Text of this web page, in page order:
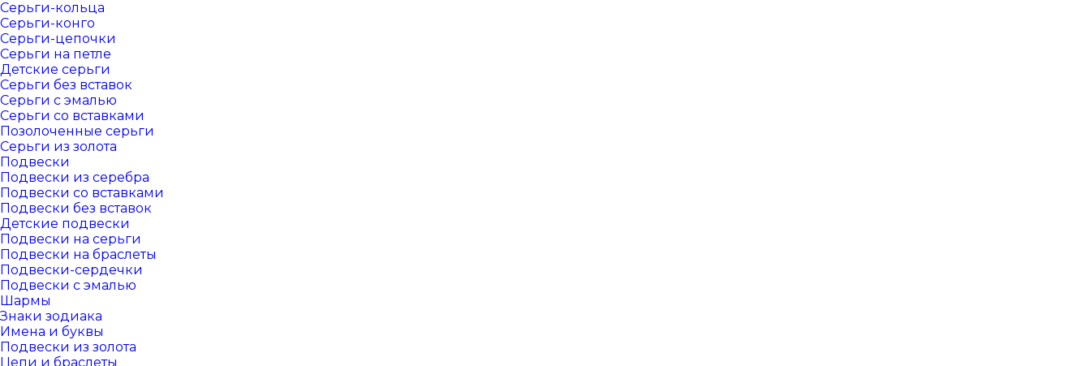
Серьги-кольца
Серьги-конго
Серьги-цепочки
Серьги на петле
Детские серьги
Серьги без вставок
Серьги с эмалью
Серьги со вставками
Позолоченные серьги
Серьги из золота
Подвески
Подвески из серебра
Подвески со вставками
Подвески без вставок
Детские подвески
Подвески на серьги
Подвески на браслеты
Подвески-сердечки
Подвески с эмалью
Шармы
Знаки зодиака
Имена и буквы
Подвески из золота
Цепи и браслеты